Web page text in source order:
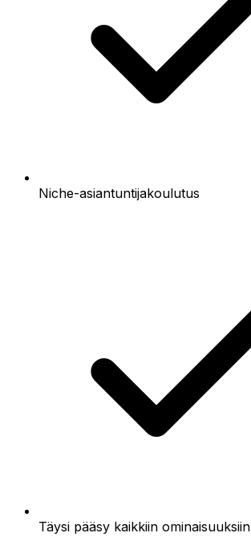
Niche-asiantuntijakoulutus
Täysi pääsy kaikkiin ominaisuuksiin